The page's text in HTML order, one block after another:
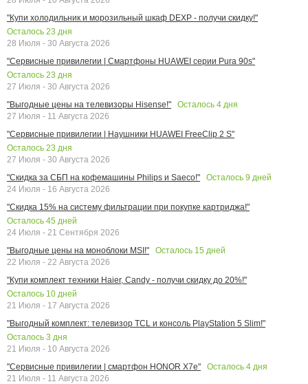
"Купи холодильник и морозильный шкаф DEXP - получи скидку!"
Осталось 23 дня
28 Июля - 30 Августа 2026
"Сервисные привилегии | Смартфоны HUAWEI серии Pura 90s"
Осталось 23 дня
27 Июля - 30 Августа 2026
"Выгодные цены на телевизоры Hisense!"
Осталось 4 дня
27 Июля - 11 Августа 2026
"Сервисные привилегии | Наушники HUAWEI FreeClip 2 S"
Осталось 23 дня
27 Июля - 30 Августа 2026
"Скидка за СБП на кофемашины Philips и Saeco!"
Осталось 9 дней
24 Июля - 16 Августа 2026
"Скидка 15% на систему фильтрации при покупке картриджа!"
Осталось 45 дней
24 Июля - 21 Сентября 2026
"Выгодные цены на моноблоки MSI!"
Осталось 15 дней
22 Июля - 22 Августа 2026
"Купи комплект техники Haier, Candy - получи скидку до 20%!"
Осталось 10 дней
21 Июля - 17 Августа 2026
"Выгодный комплект: телевизор TCL и консоль PlayStation 5 Slim!"
Осталось 3 дня
21 Июля - 10 Августа 2026
"Сервисные привилегии | смартфон HONOR X7e"
Осталось 4 дня
21 Июля - 11 Августа 2026